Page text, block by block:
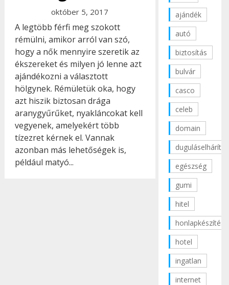
október 5, 2017
A legtöbb férfi meg szokott
rémülni, amikor arról van szó,
hogy a nők mennyire szeretik az
ékszereket és milyen jó lenne azt
ajándékozni a választott
hölgynek. Rémületük oka, hogy
azt hiszik biztosan drága
aranygyűrűket, nyakláncokat kell
vegyenek, amelyekért több
tízezret kérnek el. Vannak
azonban más lehetőségek is,
például matyó...
ajándék
autó
biztosítás
bulvár
casco
celeb
domain
duguláselhárítás
egészség
gumi
hitel
honlapkészítés
hotel
ingatlan
internet